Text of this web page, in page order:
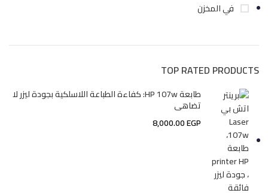
في المخزن
TOP RATED PRODUCTS
طابعة HP 107w: كفاءة الطباعة اللاسلكية بجودة ليزر لا
تضاهى
8,000.00EGP